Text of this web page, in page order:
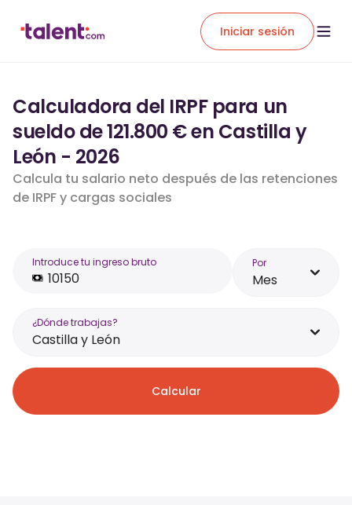
Iniciar sesión
Calculadora del IRPF para un
sueldo de 121.800 € en Castilla y
León - 2026
Calcula tu salario neto después de las retenciones
de IRPF y cargas sociales
Introduce tu ingreso bruto Por
Mes
¿Dónde trabajas?
Castilla y León
Calcular